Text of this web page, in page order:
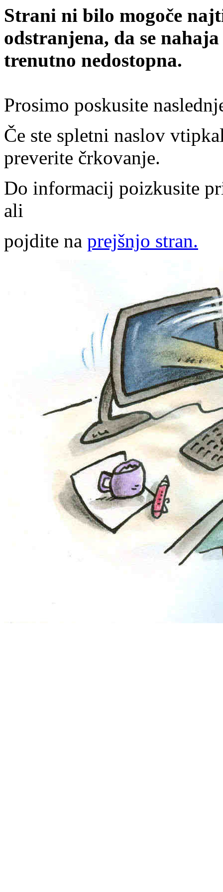
Strani ni bilo mogoče
odstranjena, da se
trenutno nedostopna.
Prosimo poskusite
Če ste spletni naslov
preverite črkovanje.
Do informacij poizkusite
ali
pojdite na prejšnjo stran.